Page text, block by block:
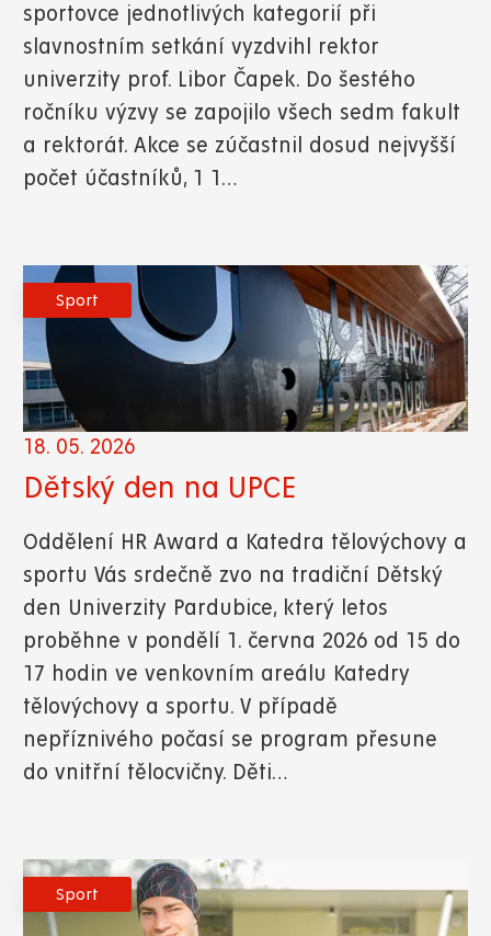
sportovce jednotlivých kategorií při
slavnostním setkání vyzdvihl rektor
univerzity prof. Libor Čapek. Do šestého
ročníku výzvy se zapojilo všech sedm fakult
a rektorát. Akce se zúčastnil dosud nejvyšší
počet účastníků, 1 1…
Sport
18. 05. 2026
Dětský den na UPCE
Oddělení HR Award a Katedra tělovýchovy a
sportu Vás srdečně zvo na tradiční Dětský
den Univerzity Pardubice, který letos
proběhne v pondělí 1. června 2026 od 15 do
17 hodin ve venkovním areálu Katedry
tělovýchovy a sportu. V případě
nepříznivého počasí se program přesune
do vnitřní tělocvičny. Děti…
Sport